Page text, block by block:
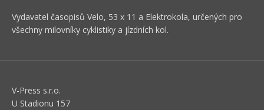
Vydavatel časopisů Velo, 53 x 11 a Elektrokola, určených pro
všechny milovníky cyklistiky a jízdních kol.
V-Press s.r.o.
U Stadionu 157